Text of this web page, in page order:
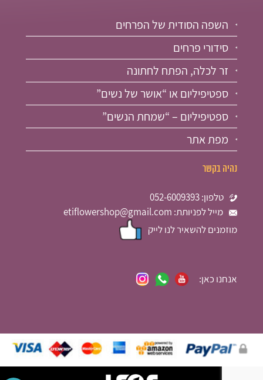
השפה הסודית של הפרחים
סידורי פרחים
זר לכלה, הפתח לחתונה
ספטיפיליום או “אושר של נשים”
ספטיפיליום – “שמחת הנשים”
מפת אתר
נהיה בקשר
טלפון: 052-6009393
מייל לפניותת: etiflowershop@gmail.com
מוזמנים להשאיר לנו לייק
אנחנו כאן: